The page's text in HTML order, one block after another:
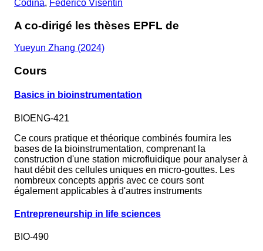
Codina, Federico Visentin
A co-dirigé les thèses EPFL de
Yueyun Zhang (2024)
Cours
Basics in bioinstrumentation
BIOENG-421
Ce cours pratique et théorique combinés fournira les
bases de la bioinstrumentation, comprenant la
construction d'une station microfluidique pour analyser à
haut débit des cellules uniques en micro-gouttes. Les
nombreux concepts appris avec ce cours sont
également applicables à d'autres instruments
Entrepreneurship in life sciences
BIO-490